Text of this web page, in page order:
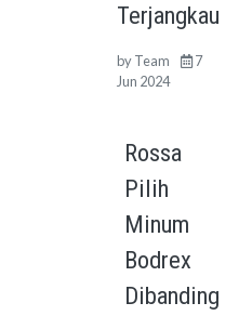
Terjangkau
byTeam
7
Jun 2024
Rossa
Pilih
Minum
Bodrex
Dibanding